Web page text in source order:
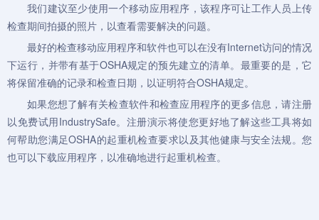
我们建议至少使用一个移动应用程序，该程序可让工作人员上传
检查期间拍摄的照片，以查看需要解决的问题。
最好的检查移动应用程序和软件也可以在没有Internet访问的情况
下运行，并带有基于OSHA规定的预先建立的清单。最重要的是，它
将保留准确的记录和检查日期，以证明符合OSHA规定。
如果您想了解有关检查软件和检查应用程序的更多信息，请注册
以免费试用IndustrySafe。注册演示将使您更好地了解这些工具将如
何帮助您满足OSHA的起重机检查要求以及其他健康与安全法规。您
也可以下载应用程序，以准确地进行起重机检查。